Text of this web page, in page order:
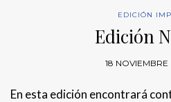
EDICIÓN
Edición
18
En esta edición encontrará